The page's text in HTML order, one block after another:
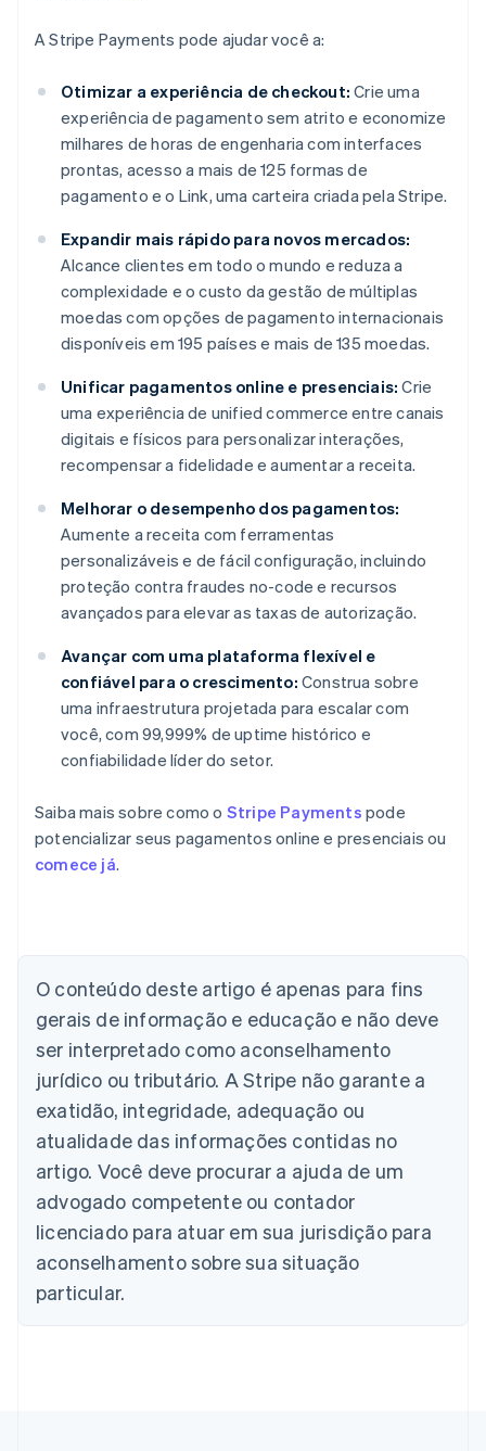
A Stripe Payments pode ajudar você a:
Otimizar a experiência de checkout: Crie uma
experiência de pagamento sem atrito e economize
milhares de horas de engenharia com interfaces
prontas, acesso a mais de 125 formas de
pagamento e o Link, uma carteira criada pela Stripe.
Expandir mais rápido para novos mercados:
Alcance clientes em todo o mundo e reduza a
complexidade e o custo da gestão de múltiplas
moedas com opções de pagamento internacionais
disponíveis em 195 países e mais de 135 moedas.
Unificar pagamentos online e presenciais: Crie
uma experiência de unified commerce entre canais
digitais e físicos para personalizar interações,
recompensar a fidelidade e aumentar a receita.
Melhorar o desempenho dos pagamentos:
Aumente a receita com ferramentas
personalizáveis e de fácil configuração, incluindo
proteção contra fraudes no-code e recursos
avançados para elevar as taxas de autorização.
Avançar com uma plataforma flexível e
confiável para o crescimento: Construa sobre
uma infraestrutura projetada para escalar com
você, com 99,999% de uptime histórico e
confiabilidade líder do setor.
Saiba mais sobre como o Stripe Payments pode
potencializar seus pagamentos online e presenciais ou
comece já.
O conteúdo deste artigo é apenas para fins
gerais de informação e educação e não deve
ser interpretado como aconselhamento
jurídico ou tributário. A Stripe não garante a
exatidão, integridade, adequação ou
atualidade das informações contidas no
artigo. Você deve procurar a ajuda de um
advogado competente ou contador
licenciado para atuar em sua jurisdição para
aconselhamento sobre sua situação
particular.
Alemanha
DeutschEnglish
Austrália
English
Áustria
Deutsch English
Bélgica
Nederlands Français DeutschEnglish
Brasil
Bulgária
English
Canadá
China continental